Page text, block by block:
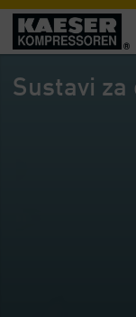
Proizvodi
-
Pregled
Sustavi za